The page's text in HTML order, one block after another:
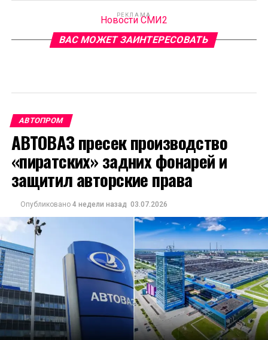
РЕКЛАМА
Новости СМИ2
ВАС МОЖЕТ ЗАИНТЕРЕСОВАТЬ
АВТОПРОМ
АВТОВАЗ пресек производство
«пиратских» задних фонарей и
защитил авторские права
Опубликовано 4 недели назад 03.07.2026